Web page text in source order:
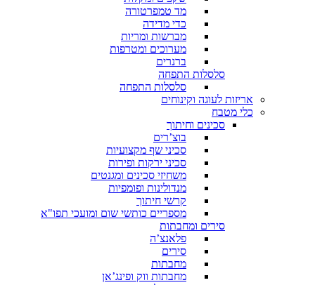
מד טמפרטורה
כדי מדידה
מברשות ומריות
מערוכים ומטרפות
ברנרים
סלסלות התפחה
סלסלות התפחה
אריזות לעוגה וקינוחים
כלי מטבח
סכינים וחיתוך
בוצ’רים
סכיני שף מקצועיות
סכיני ירקות ופירות
משחיזי סכינים ומגנטים
מנדולינות ופומפיות
קרשי חיתוך
מספריים כותשי שום ומועכי תפו"א
סירים ומחבתות
פלאנצ’ה
סירים
מחבתות
מחבתות ווק ופינג’אן